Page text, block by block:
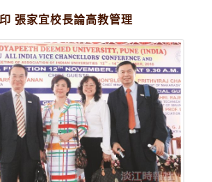
張家宜校長論高教管理